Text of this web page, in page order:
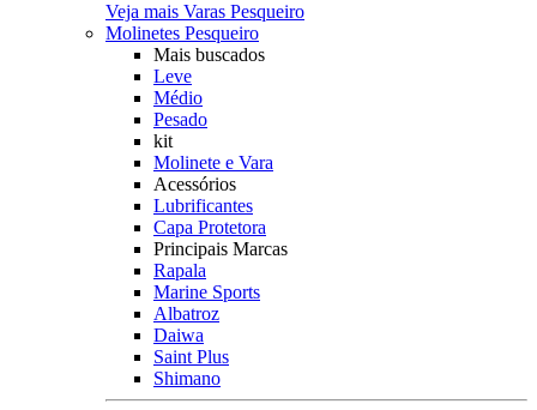
Veja mais Varas Pesqueiro
Molinetes Pesqueiro
Mais buscados
Leve
Médio
Pesado
kit
Molinete e Vara
Acessórios
Lubrificantes
Capa Protetora
Principais Marcas
Rapala
Marine Sports
Albatroz
Daiwa
Saint Plus
Shimano